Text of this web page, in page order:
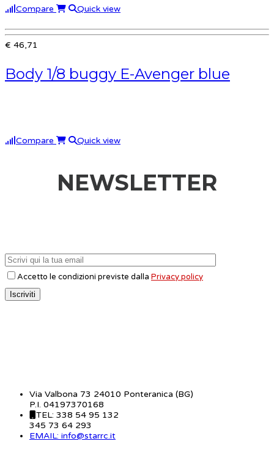
Compare Quick view
€ 46,71
Body 1/8 buggy E-Avenger blue
Compare Quick view
NEWSLETTER
Accetto le condizioni previste dalla Privacy policy
Via Valbona 73 24010 Ponteranica (BG)
P.I. 04197370168
TEL: 338 54 95 132
345 73 64 293
EMAIL: info@starrc.it